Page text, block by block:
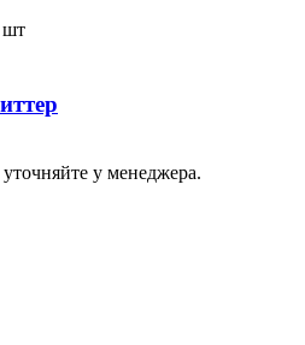
шт
у менеджера.